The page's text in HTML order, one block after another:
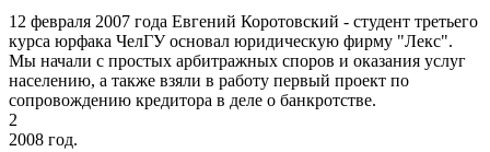
12 февраля 2007 года Евгений Коротовский - студент третьего
курса юрфака ЧелГУ основал юридическую фирму "Лекс".
Мы начали с простых арбитражных споров и оказания услуг
населению, а также взяли в работу первый проект по
сопровождению кредитора в деле о банкротстве.
2
2008 год.